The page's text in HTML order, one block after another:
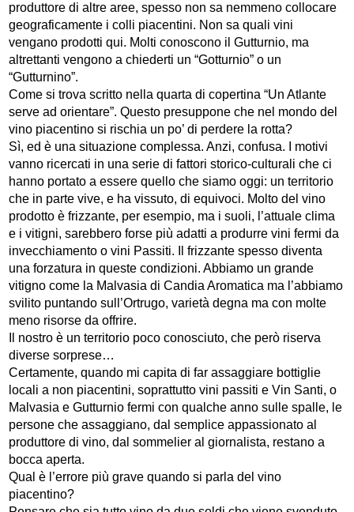
produttore di altre aree, spesso non sa nemmeno collocare
geograficamente i colli piacentini. Non sa quali vini
vengano prodotti qui. Molti conoscono il Gutturnio, ma
altrettanti vengono a chiederti un “Gotturnio” o un
“Gutturnino”.
Come si trova scritto nella quarta di copertina “Un Atlante
serve ad orientare”. Questo presuppone che nel mondo del
vino piacentino si rischia un po’ di perdere la rotta?
Sì, ed è una situazione complessa. Anzi, confusa. I motivi
vanno ricercati in una serie di fattori storico-culturali che ci
hanno portato a essere quello che siamo oggi: un territorio
che in parte vive, e ha vissuto, di equivoci. Molto del vino
prodotto è frizzante, per esempio, ma i suoli, l’attuale clima
e i vitigni, sarebbero forse più adatti a produrre vini fermi da
invecchiamento o vini Passiti. Il frizzante spesso diventa
una forzatura in queste condizioni. Abbiamo un grande
vitigno come la Malvasia di Candia Aromatica ma l’abbiamo
svilito puntando sull’Ortrugo, varietà degna ma con molte
meno risorse da offrire.
Il nostro è un territorio poco conosciuto, che però riserva
diverse sorprese…
Certamente, quando mi capita di far assaggiare bottiglie
locali a non piacentini, soprattutto vini passiti e Vin Santi, o
Malvasia e Gutturnio fermi con qualche anno sulle spalle, le
persone che assaggiano, dal semplice appassionato al
produttore di vino, dal sommelier al giornalista, restano a
bocca aperta.
Qual è l’errore più grave quando si parla del vino
piacentino?